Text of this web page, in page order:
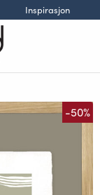
Inspirasjon
-50%